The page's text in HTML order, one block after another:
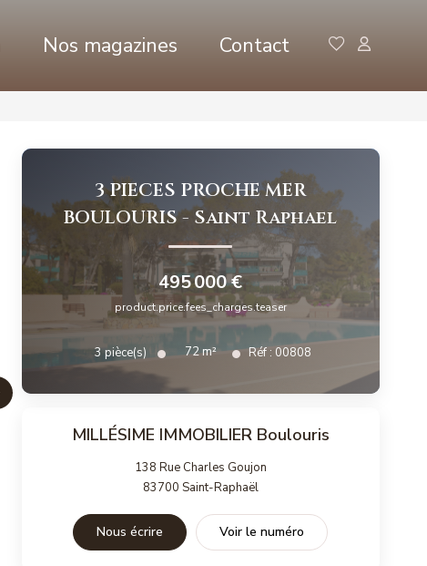
Nos magazines Contact
3 PIECES PROCHE MER
BOULOURIS-Saint Raphael
495 000 €
product.price.fees_charges.teaser
3pièce(s) 72m² Réf : 00808
MILLÉSIME IMMOBILIER Boulouris
138 Rue Charles Goujon
83700 Saint-Raphaël
Nous écrire Voir le numéro